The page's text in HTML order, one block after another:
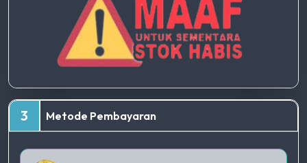
3 Metode Pembayaran